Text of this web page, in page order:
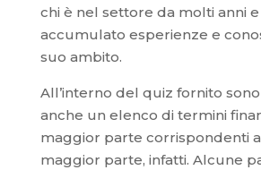
chi è nel settore da molti anni e
accumulato esperienze e
suo ambito.
All’interno del quiz fornito
anche un elenco di termini
maggior parte corrispondenti
maggior parte, infatti. Alcune